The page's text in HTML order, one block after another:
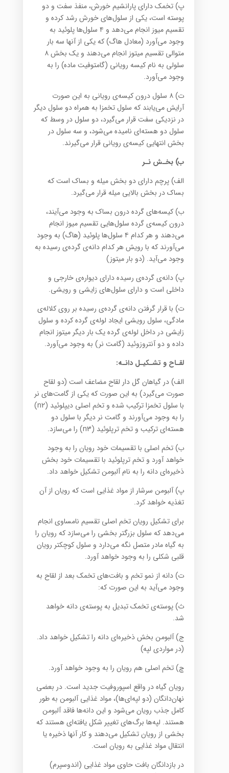
پ) تخمک دارای پارانشیم خورش، منفذ سفت و دو
پوسته است، یکی از سلول‌ها‌ی خورش رشد کرده و
تقسیم میوز انجام می‌دهد و ۴ سلول‌ها پلوئید به
وجود می‌آورد (معادل‌ هاگ) که یکی از آنها سه بار
متوالی تقسیم میتوز انجام می‌دهند و یک بخش ۸
سلولی به نام کیسه رویانی (گامتوفیت ماده) را به
وجود می‌آورد.
ت) ۸ سلول درون کیسه‌ی رویانی به این صورت
آرایش می‌یابند که سلول تخمزا به همراه دو سلول دیگر
در نزدیکی سفت قرار می‌گیرد، دو سلول در وسط که
سلول دو هسته‌ای نامیده می‌شود، و سه سلول در
بخش انتهایی کیسه‌ی رویانی قرار می‌گیرند.
ب) بخـش نـر
الف) پرچم دارای دو بخش میله و بساک است که
بساک در بخش بالایی میله قرار می‌گیرد.
ب) کیسه‌ها‌ی گرده درون بساک به وجود می‌آیند،
درون کیسه‌ی گرده سلول‌هایی تقسیم میوز انجام
می‌دهند و هر کدام ۴ سلول‌ها پلوئید (‌هاگ) به وجود
می‌آورند که با رویش هر کدام دانه‌ی گرده‌ی رسیده به
وجود می‌آید. (دو بار میتوز)
پ) دانه‌ی گرده‌ی رسیده دارای دیواره‌ی خارجی و
داخلی است و دارای سلول‌ها‌ی زایشی و رویشی.
ت) با قرار گرفتن دانه‌ی گرده‌ی رسیده بر روی کلاله‌ی
مادگی، سلول رویشی ایجاد لوله‌ی گرده کرده و سلول
زایشی در داخل لوله‌ی گرده یک بار دیگر میتوز انجام
داده و دو آنتروزوئید (گامت نر) به وجود می‌آورد.
لقـاح و تشـکیـل دانـه:
الف) در گیاهان گل دار لقاح مضاعف است (دو لقاح
صورت می‌گیرد) به این صورت که یکی از گامت‌ها‌ی نر
با سلول تخمزا ترکیب شده و تخم اصلی دیپلوئید (n2)
را به وجود می‌آورند و گامت نر دیگر با سلول دو
هسته‌ای ترکیب و تخم ترپلوئید (n3) را می‌سازد.
ب) تخم اصلی با تقسیمات خود رویان را به وجود
خواهد آورد و تخم ترپلوئید با تقسیمات خود بخش
ذخیره‌ای دانه را به نام آلبومن تشکیل خواهد داد.
پ) آلبومن سرشار از مواد غذایی است که رویان از ‌آن
تغذیه خواهد کرد.
برای تشکیل رویان تخم اصلی تقسیم نامساوی انجام
می‌دهد که سلول بزرگتر بخشی را می‌سازد که رویان را
به گیاه مادر متصل نگه می‌دارد و سلول کوچکتر رویان
قلبی شکلی را به وجود خواهد آورد.
ت) دانه از نمو تخم و بافت‌ها‌ی تخمک بعد از لقاح به
وجود می‌آید به این صورت که:
ث) پوسته‌ی تخمک تبدیل به پوسته‌ی دانه خواهد
شد.
ج) آلبومن بخش ذخیره‌ای دانه را تشکیل خواهد داد.
(در مواردی لپه)
چ) تخم اصلی هم رویان را به وجود خواهد آورد.
رویان گیاه در واقع اسپوروفیت جدید است. در بعضی
نهان‌دانگان (دو لپه‌ای‌ها)، مواد غذایی آلبومن به طور
کامل جذب رویان می‌شود و این دانه‌ها فاقد آلبومن
هستند. لپه‌ها برگ‌ها‌ی تغییر شکل یافته‌ای هستند که
بخشی از رویان تشکیل می‌دهند و کار آنها ذخیره یا
انتقال مواد غذایی به رویان است.
در بازدانگان بافت حاوی مواد غذایی (‌اندوسپرم)